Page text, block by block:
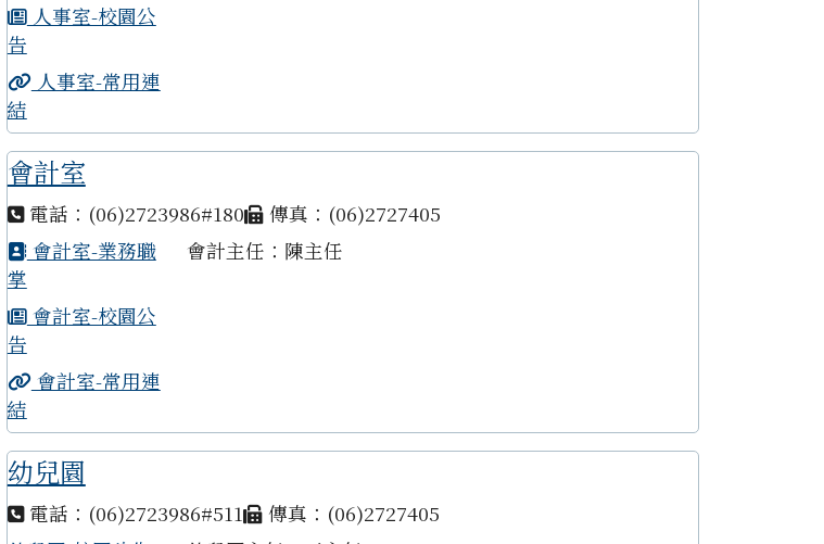
人事室-校園公
告
人事室-常用連
結
會計室
電話：(06)2723986#180
傳真：(06)2727405
會計室-業務職
掌
會計室-校園公
告
會計室-常用連
結
會計主任：陳主任
幼兒園
電話：(06)2723986#511
傳真：(06)2727405